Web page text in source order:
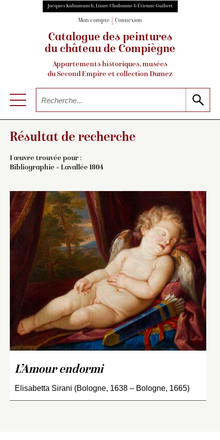
Jacques Kuhnmunch, Laure Chabanne & Étienne Guibert
Mon compte Connexion
Catalogue des peintures
du château de Compiègne
Appartements historiques, musées
du Second Empire et collection Dumez
Résultat de recherche
1 œuvre trouvée pour :
Bibliographie = Lavallée 1804
L’Amour endormi
Elisabetta Sirani (Bologne, 1638 – Bologne, 1665)